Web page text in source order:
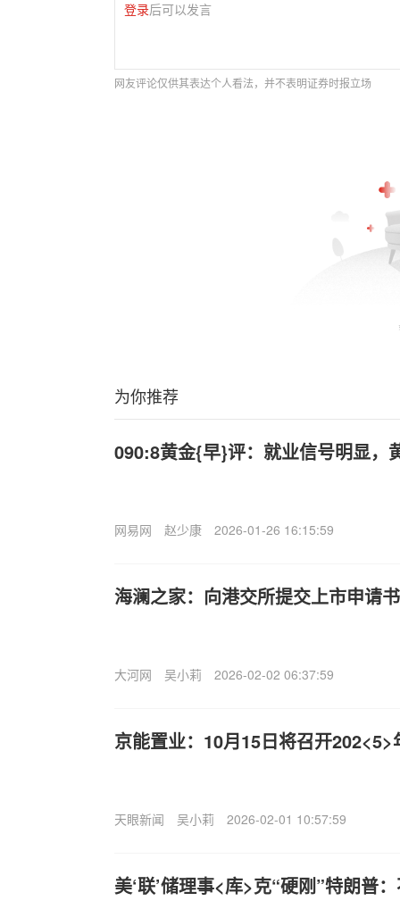
登录后可以发言
网友评论仅供其表达个人看法，并不表明证券时报立场
为你推荐
090:8黄金{早}评：就业信号明显，
网易网 赵少康 2026-01-26 16:15:59
海澜之家：向港交所提交上市申请
大河网 吴小莉 2026-02-02 06:37:59
京能置业：10月15日将召开
天眼新闻 吴小莉 2026-02-01 10:57:59
美‘联’储理事<库>克“硬刚”特朗普